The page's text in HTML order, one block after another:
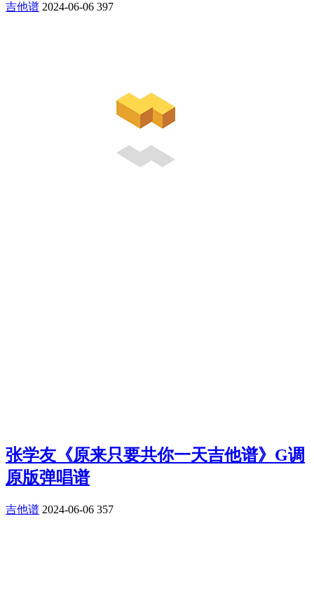
吉他谱 2024-06-06 397
张学友《原来只要共你一天吉他谱》G调
原版弹唱谱
吉他谱 2024-06-06 357